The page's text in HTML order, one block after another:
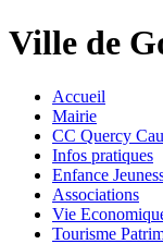
Ville de
Accueil
Mairie
CC Quercy
Infos pratiques
Enfance
Associations
Vie
Tourisme